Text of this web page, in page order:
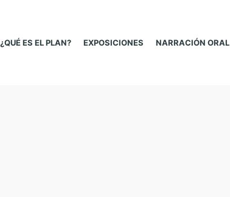
¿QUÉ ES EL PLAN? EXPOSICIONES NARRACIÓN ORAL